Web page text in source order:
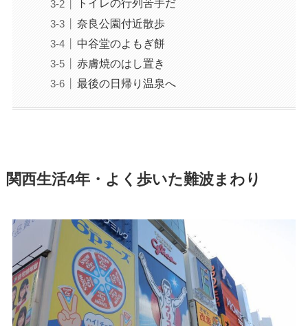
トイレの行列苦手だ
奈良公園付近散歩
中谷堂のよもぎ餅
赤膚焼のはし置き
最後の日帰り温泉へ
関西生活4年・よく歩いた難波まわり